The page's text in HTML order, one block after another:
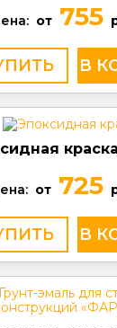
от755
краска
от 725